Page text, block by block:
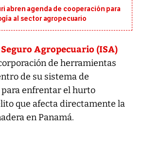
abren agenda de cooperación para
al sector agropecuario
Agropecuario (ISA)
de herramientas
de su sistema de
enfrentar el hurto
que afecta directamente la
en Panamá.